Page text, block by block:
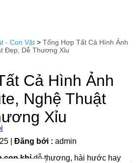
- Con Vật > Tổng Hợp Tất Cả Hình Ảnh
Đẹp, Dễ Thương Xỉu
Cả Hình Ảnh
Nghệ Thuật
Xỉu
Đăng bởi : admin
con khỉdễ thương, hài hước hay